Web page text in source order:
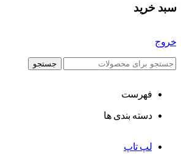
سبد خرید
خروج
جستجو
فهرست
دسته بندی ها
لپ تاپ